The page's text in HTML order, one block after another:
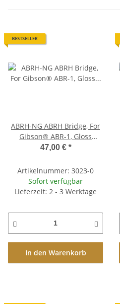
BESTSELLER
ABRH-NG ABRH Bridge, For
Gibson® ABR-1, Gloss
Nickel, Brass saddles nickel
47,00 € *
Artikelnummer: 3023-0
Sofort verfügbar
Lieferzeit: 2 - 3 Werktage
In den Warenkorb